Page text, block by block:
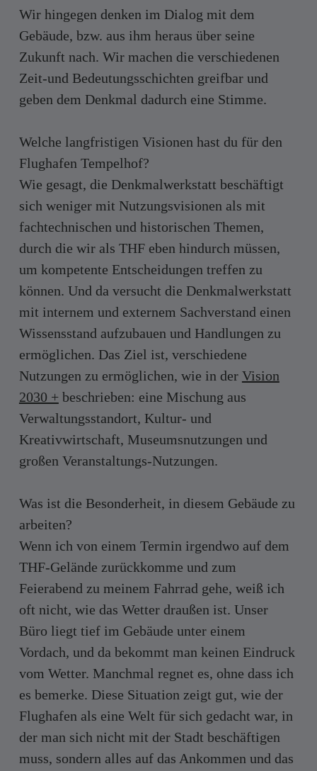
Wir hingegen denken im Dialog mit dem
Gebäude, bzw. aus ihm heraus über seine
Zukunft nach. Wir machen die verschiedenen
Zeit-und Bedeutungsschichten greifbar und
geben dem Denkmal dadurch eine Stimme.
Welche langfristigen Visionen hast du für den
Flughafen Tempelhof?
Wie gesagt, die Denkmalwerkstatt beschäftigt
sich weniger mit Nutzungsvisionen als mit
fachtechnischen und historischen Themen,
durch die wir als THF eben hindurch müssen,
um kompetente Entscheidungen treffen zu
können. Und da versucht die Denkmalwerkstatt
mit internem und externem Sachverstand einen
Wissensstand aufzubauen und Handlungen zu
ermöglichen. Das Ziel ist, verschiedene
Nutzungen zu ermöglichen, wie in der Vision
2030 +beschrieben: eine Mischung aus
Verwaltungsstandort, Kultur- und
Kreativwirtschaft, Museumsnutzungen und
großen Veranstaltungs-Nutzungen.
Was ist die Besonderheit, in diesem Gebäude zu
arbeiten?
Wenn ich von einem Termin irgendwo auf dem
THF-Gelände zurückkomme und zum
Feierabend zu meinem Fahrrad gehe, weiß ich
oft nicht, wie das Wetter draußen ist. Unser
Büro liegt tief im Gebäude unter einem
Vordach, und da bekommt man keinen Eindruck
vom Wetter. Manchmal regnet es, ohne dass ich
es bemerke. Diese Situation zeigt gut, wie der
Flughafen als eine Welt für sich gedacht war, in
der man sich nicht mit der Stadt beschäftigen
muss, sondern alles auf das Ankommen und das